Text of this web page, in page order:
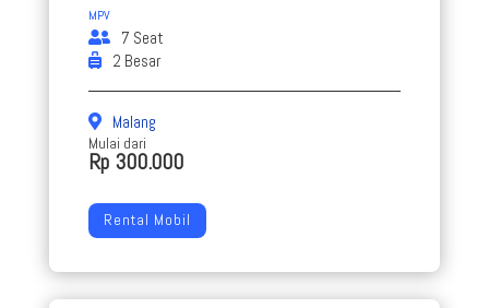
MPV
7 Seat
2 Besar
Malang
Mulai dari
Rp 300.000
Rental Mobil